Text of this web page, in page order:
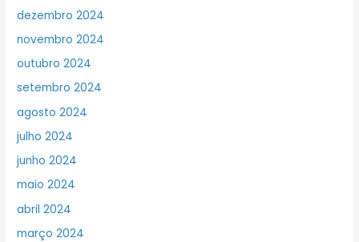
dezembro 2024
novembro 2024
outubro 2024
setembro 2024
agosto 2024
julho 2024
junho 2024
maio 2024
abril 2024
março 2024